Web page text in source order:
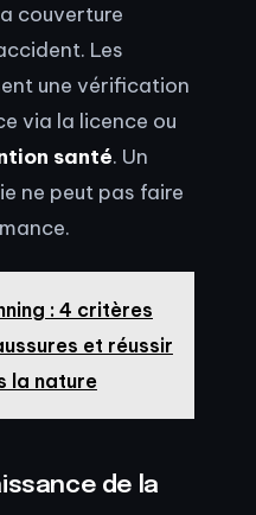
couverture
Les
une vérification
via la licence ou
santé. Un
ne peut pas faire
: 4 critères
et réussir
la nature
de la